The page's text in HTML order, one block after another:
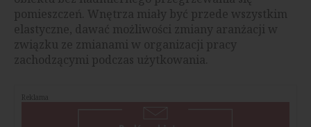
pomieszczeń. Wnętrza miały być przede wszystkim
elastyczne, dawać możliwości zmiany aranżacji w
związku ze zmianami w organizacji pracy
zachodzącymi podczas użytkowania.
Reklama